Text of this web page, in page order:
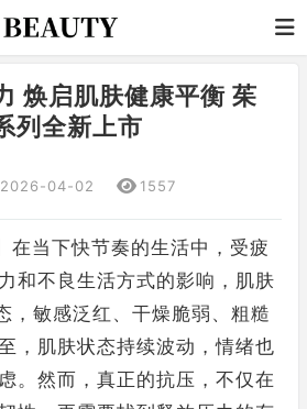
焕启肌肤健康平衡 茱
列全新上市
2026-04-02 1557
在当下快节奏的生活中，受疲
和不良生活方式的影响，肌肤
，敏感泛红、干燥脆弱、粗糙
，肌肤状态持续波动，情绪也
。然而，真正的抗压，不仅在